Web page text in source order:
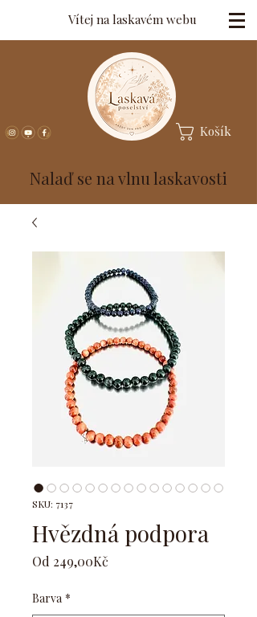
Vítej na laskavém webu
Košík
Nalaď se na vlnu laskavosti
SKU: 7137
Hvězdná podpora
Od 249,00Kč
Barva *